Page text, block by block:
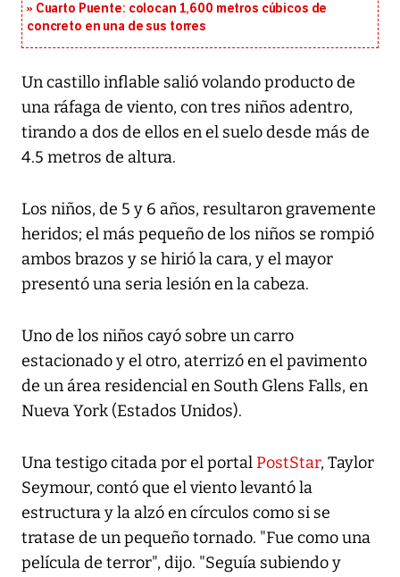
Cuarto Puente: colocan 1,600 metros cúbicos de
concreto en una de sus torres
Un castillo inflable salió volando producto de
una ráfaga de viento, con tres niños adentro,
tirando a dos de ellos en el suelo desde más de
4.5 metros de altura.
Los niños, de 5 y 6 años, resultaron gravemente
heridos; el más pequeño de los niños se rompió
ambos brazos y se hirió la cara, y el mayor
presentó una seria lesión en la cabeza.
Uno de los niños cayó sobre un carro
estacionado y el otro, aterrizó en el pavimento
de un área residencial en South Glens Falls, en
Nueva York (Estados Unidos).
Una testigo citada por el portalPostStar, Taylor
Seymour, contó que el viento levantó la
estructura y la alzó en círculos como si se
tratase de un pequeño tornado. "Fue como una
película de terror", dijo. "Seguía subiendo y